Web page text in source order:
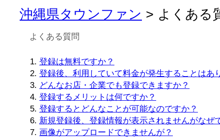
沖縄県タウンファン > よくある
よくある質問
登録は無料ですか？
登録後、利用していて料金が発生することはあ
どんなお店・企業でも登録できますか？
登録するメリットは何ですか？
登録するとどんなことが可能なのですか？
新規登録後、登録情報が表示されませんがなぜ
画像がアップロードできませんが？